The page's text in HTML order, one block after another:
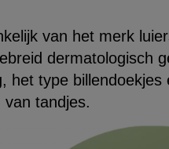
van het merk
dermatologisch
het type
tandjes.